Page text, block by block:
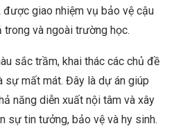
được giao nhiệm vụ bảo vệ cậu
và ngoài trường học.
sắc trầm, khai thác các chủ đề
sự mất mát. Đây là dự án giúp
năng diễn xuất nội tâm và xây
sự tin tưởng, bảo vệ và hy sinh.